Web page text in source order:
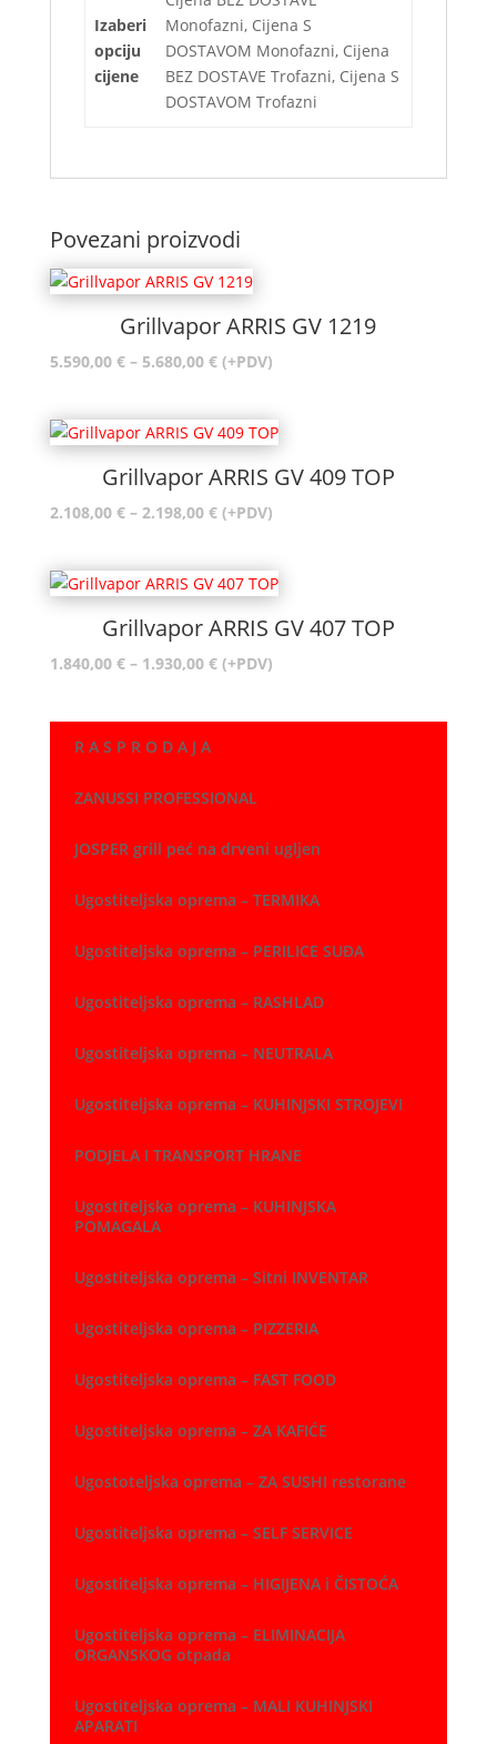
Izaberi
opciju
cijene
Monofazni, Cijena S
DOSTAVOM Monofazni, Cijena
BEZ DOSTAVE Trofazni, Cijena S
DOSTAVOM Trofazni
Povezani proizvodi
Grillvapor ARRIS GV 1219
5.590,00 € – 5.680,00 €Raspon
5.590,00 €
5.680,00 €
(+PDV)
Grillvapor ARRIS GV 409 TOP
2.108,00 € – 2.198,00 €Raspon
2.108,00 €
2.198,00 €
(+PDV)
Grillvapor ARRIS GV 407 TOP
1.840,00 € – 1.930,00 €Raspon
1.930,00 €
(+PDV)
R A S P R O D A J A
ZANUSSI PROFESSIONAL
JOSPER grill peć na drveni ugljen
Ugostiteljska oprema – TERMIKA
Ugostiteljska oprema – PERILICE SUĐA
Ugostiteljska oprema – RASHLAD
Ugostiteljska oprema – NEUTRALA
Ugostiteljska oprema – KUHINJSKI STROJEVI
PODJELA I TRANSPORT HRANE
Ugostiteljska oprema – KUHINJSKA
POMAGALA
Ugostiteljska oprema – Sitni INVENTAR
Ugostiteljska oprema – PIZZERIA
Ugostiteljska oprema – FAST FOOD
Ugostiteljska oprema – ZA KAFIĆE
Ugostoteljska oprema – ZA SUSHI restorane
Ugostiteljska oprema – SELF SERVICE
Ugostiteljska oprema – HIGIJENA i ČISTOĆA
Ugostiteljska oprema – ELIMINACIJA
ORGANSKOG otpada
Ugostiteljska oprema – MALI KUHINJSKI
APARATI